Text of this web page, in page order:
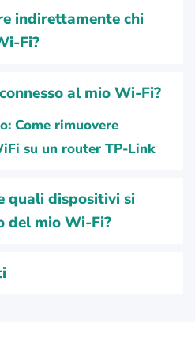
indirettamente chi
Fi?
al mio Wi-Fi?
Come rimuovere
su un router TP-Link
quali dispositivi si
del mio Wi-Fi?